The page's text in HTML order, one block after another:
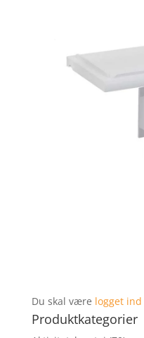
Du skal være logget ind
Produktkategorier